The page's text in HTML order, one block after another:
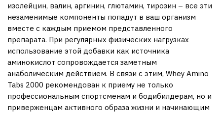
изолейцин, валин, аргинин, глютамин, тирозин – все эти
незаменимые компоненты попадут в ваш организм
вместе с каждым приемом представленного
препарата. При регулярных физических нагрузках
использование этой добавки как источника
аминокислот сопровождается заметным
анаболическим действием. В связи с этим, Whey Amino
Tabs 2000 рекомендован к приему не только
профессиональным спортсменам и бодибилдерам, но и
приверженцам активного образа жизни и начинающим